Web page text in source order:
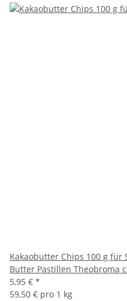
Kakaobutter Chips 100 g für
Butter Pastillen Theobroma
5,95 € *
59,50 € pro 1 kg